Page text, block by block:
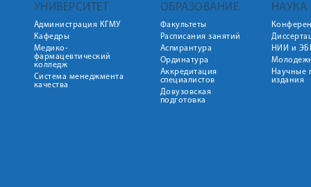
УНИВЕРСИТЕТ
Администрация КГМУ
Кафедры
Медико-
фармацевтический
колледж
Система менеджмента
качества
ОБРАЗОВАНИЕ
Факультеты
Расписания занятий
Аспирантура
Ординатура
Аккредитация
специалистов
Довузовская
подготовка
НАУКА
НИИ и
Научные
издания